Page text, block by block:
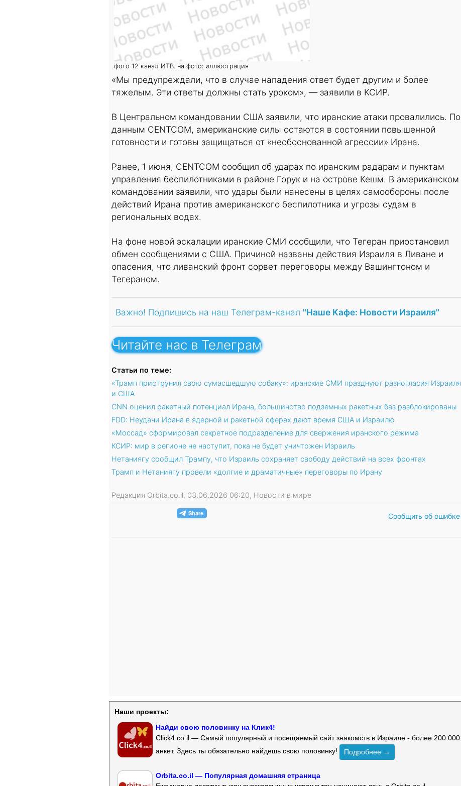
фото 12 канал ИТВ. на фото: иллюстрация
«Мы предупреждали, что в случае нападения ответ будет другим и более
тяжелым. Эти ответы должны стать уроком», — заявили в КСИР.
В Центральном командовании США заявили, что иранские атаки провалились. По
данным CENTCOM, американские силы остаются в состоянии повышенной
готовности и готовы защищаться от «необоснованной агрессии» Ирана.
Ранее, 1 июня, CENTCOM сообщил об ударах по иранским радарам и пунктам
управления беспилотниками в районе Горук и на острове Кешм. В американском
командовании заявили, что удары были нанесены в целях самообороны после
действий Ирана против американского беспилотника и угрозы судам в
региональных водах.
На фоне новой эскалации иранские СМИ сообщили, что Тегеран приостановил
обмен сообщениями с США. Причиной названы действия Израиля в Ливане и
опасения, что ливанский фронт сорвет переговоры между Вашингтоном и
Тегераном.
Важно! Подпишись на наш Телеграм-канал "Наше Кафе: Новости Израиля"
Читайте нас в Телеграм
Статьи по теме:
«Трамп приструнил свою сумасшедшую собаку»: иранские СМИ празднуют разногласия Израиля
и США
CNN оценил ракетный потенциал Ирана, большинство подземных ракетных баз разблокированы
FDD: Неудачи Ирана в ядерной и ракетной сферах дают время США и Израилю
«Моссад» сформировал секретное подразделение для свержения иранского режима
КСИР: мир в регионе не наступит, пока не будет уничтожен Израиль
Нетаниягу сообщил Трампу, что Израиль сохраняет свободу действий на всех фронтах
Трамп и Нетаниягу провели «долгие и драматичные» переговоры по Ирану
Редакция Orbita.co.il, 03.06.2026 06:20, Новости в мире
Сообщить об ошибке
Наши проекты:
Найди свою половинку на Клик4!
Click4.co.il — Самый популярный и посещаемый сайт знакомств в Израиле - более 200 000
анкет. Здесь ты обязательно найдешь свою половинку!
Подробнее →
Orbita.co.il — Популярная домашняя страница